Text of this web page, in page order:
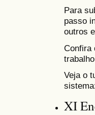
Para
passo
outros
Confira
trabalho
Veja o
XI